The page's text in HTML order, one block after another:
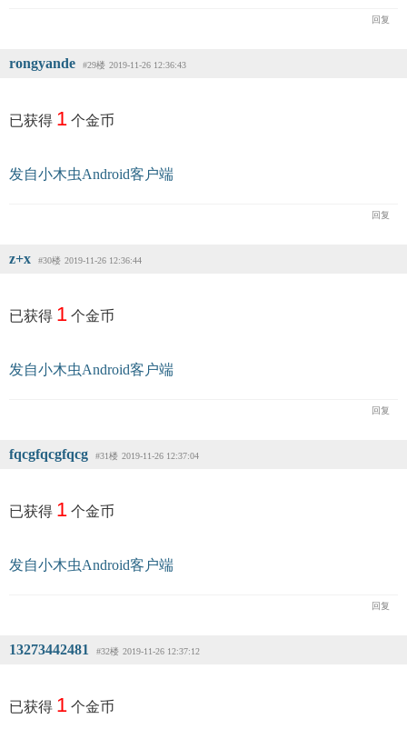
回复
rongyande #29楼 2019-11-26 12:36:43
已获得 1 个金币
发自小木虫Android客户端
回复
z+x #30楼 2019-11-26 12:36:44
已获得 1 个金币
发自小木虫Android客户端
回复
fqcgfqcgfqcg #31楼 2019-11-26 12:37:04
已获得 1 个金币
发自小木虫Android客户端
回复
13273442481 #32楼 2019-11-26 12:37:12
已获得 1 个金币